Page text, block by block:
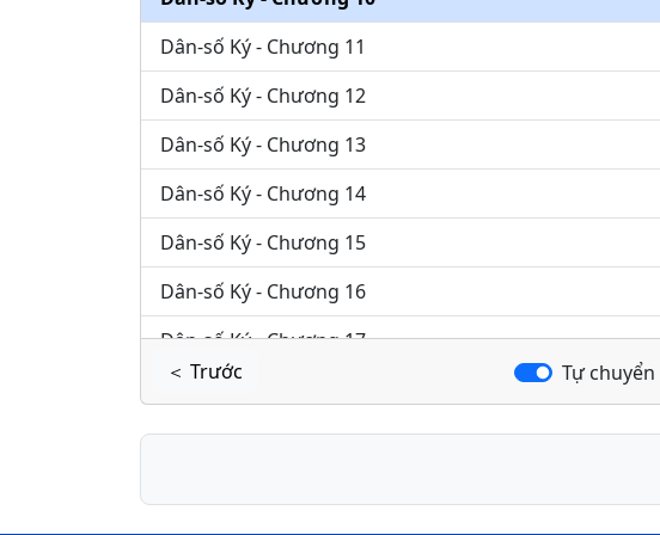
Dân-số Ký - Chương 11
Dân-số Ký - Chương 12
Dân-số Ký - Chương 13
Dân-số Ký - Chương 14
Dân-số Ký - Chương 15
Dân-số Ký - Chương 16
Dân-số Ký - Chương 17
Dân-số Ký - Chương 19
＜ Trước Tự chuyển